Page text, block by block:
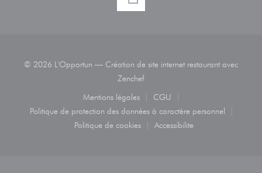
© 2026 L'Opportun — Création de site internet restaurant avec
Zenchef((ouvre une nouvelle fenêtre))
Mentions légales
((ouvre une nouvelle fenêtre))
CGU
Politique de protection des données à caractère personnel
((ouvre une nouvelle fenêtre))
Politique de cookies Accessibilite